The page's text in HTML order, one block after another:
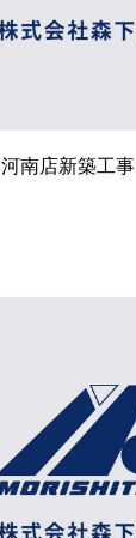
河南店新築工事